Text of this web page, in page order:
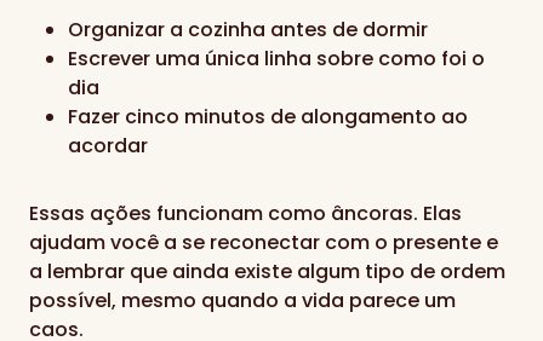
Organizar a cozinha antes de dormir
Escrever uma única linha sobre como foi o
dia
Fazer cinco minutos de alongamento ao
acordar
Essas ações funcionam como âncoras. Elas
ajudam você a se reconectar com o presente e
a lembrar que ainda existe algum tipo de ordem
possível, mesmo quando a vida parece um
caos.